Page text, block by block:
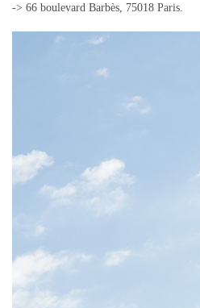
-> 66 boulevard Barbès, 75018 Paris.